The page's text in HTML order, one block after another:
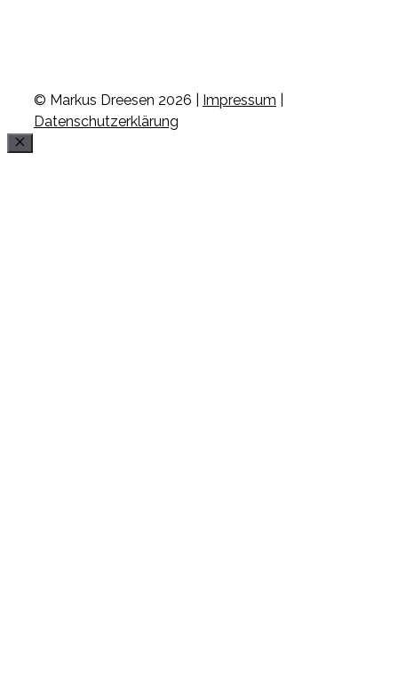
© Markus Dreesen 2026 | Impressum
Datenschutzerklärung
Schließen